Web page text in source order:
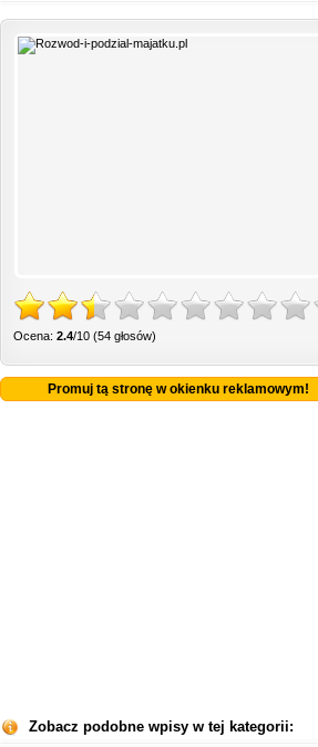
Ocena: 2.4/10 (54 głosów)
Promuj tą stronę w okienku reklamowym!
Zobacz podobne wpisy w tej kategorii: